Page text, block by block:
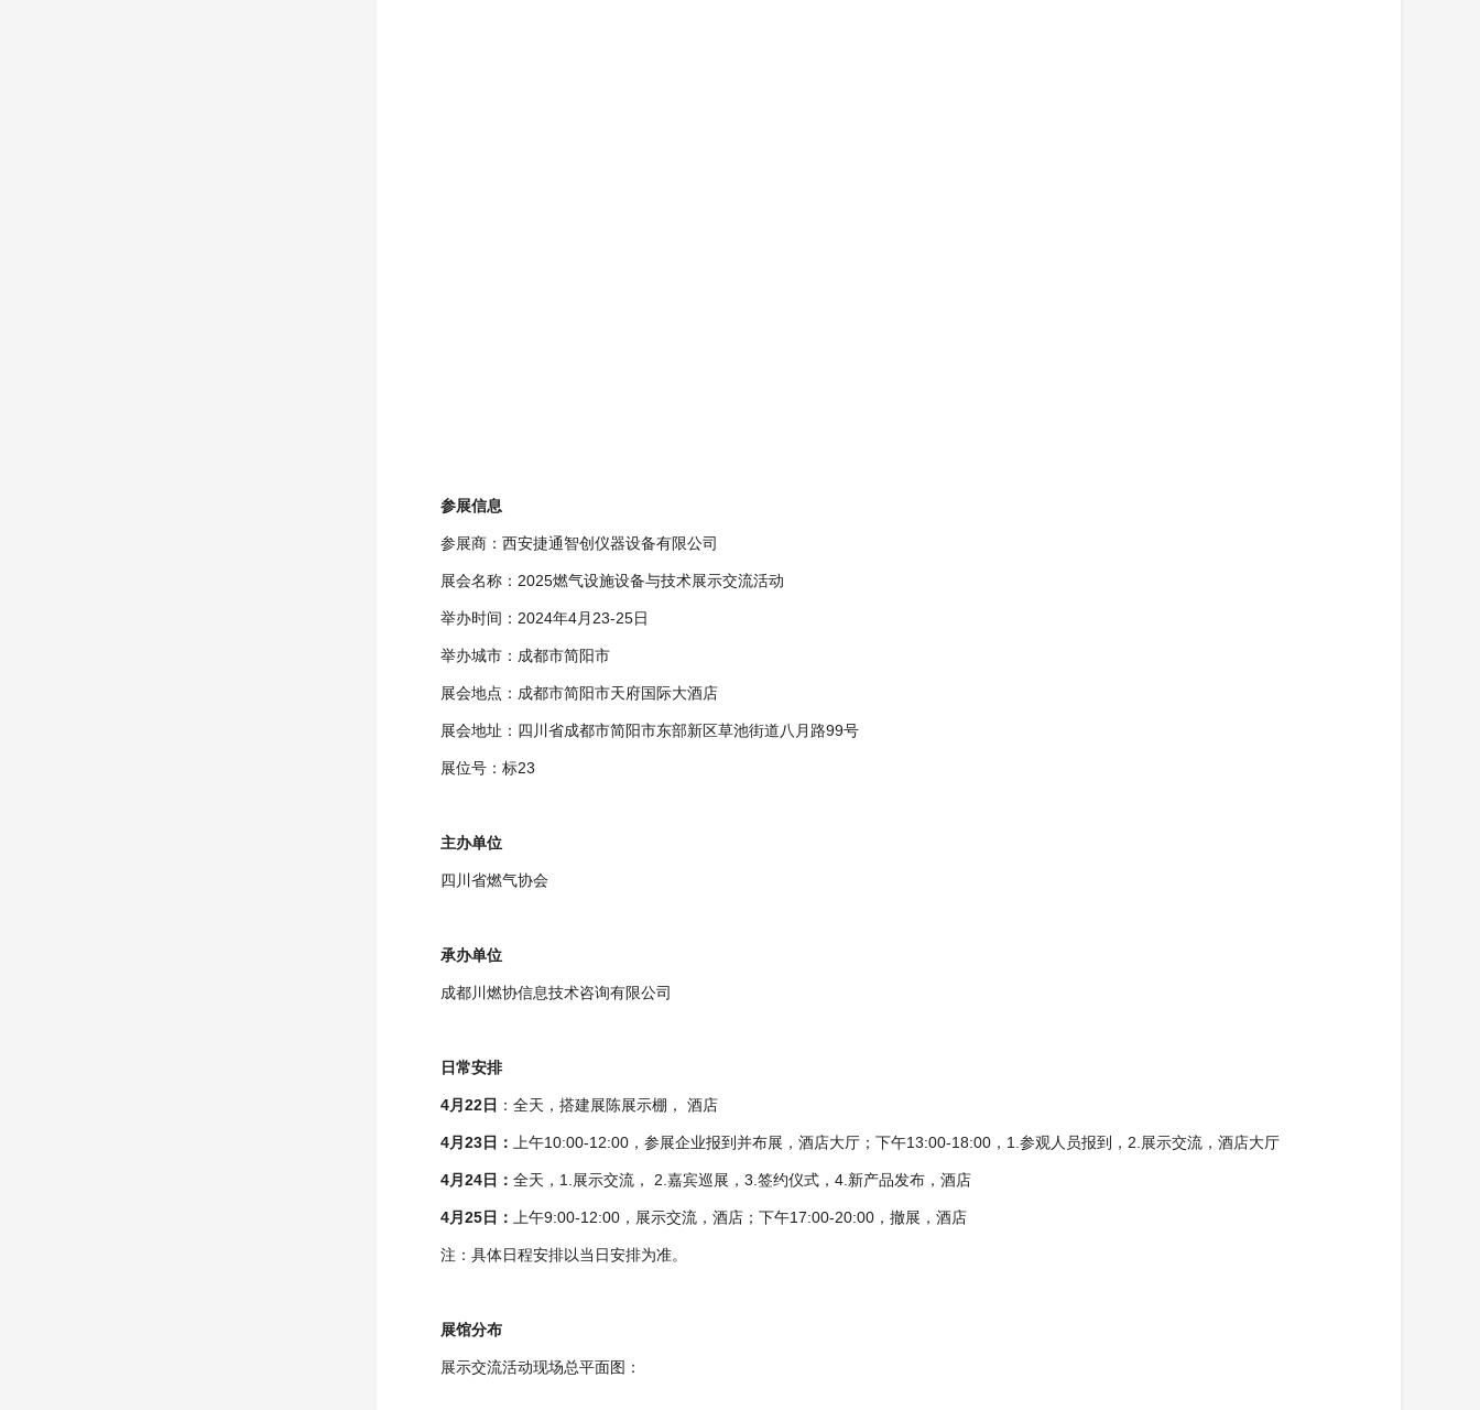
参展信息
参展商：西安捷通智创仪器设备有限公司
展会名称：2025燃气设施设备与技术展示交流活动
举办时间：2024年4月23-25日
举办城市：成都市简阳市
展会地点：成都市简阳市天府国际大酒店
展会地址：四川省成都市简阳市东部新区草池街道八月路99号
展位号：标23
主办单位
四川省燃气协会
承办单位
成都川燃协信息技术咨询有限公司
日常安排
4月22日 ：全天，搭建展陈展示棚， 酒店
4月23日： 上午10:00-12:00，参展企业报到并布展，酒店大厅；下午13:00-18:00，1.参观人员报到，2.展示交流，酒店大厅
4月24日： 全天，1.展示交流， 2.嘉宾巡展，3.签约仪式，4.新产品发布，酒店
4月25日： 上午9:00-12:00，展示交流，酒店；下午17:00-20:00，撤展，酒店
注：具体日程安排以当日安排为准。
展馆分布
展示交流活动现场总平面图：